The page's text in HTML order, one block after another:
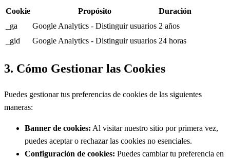
Cookie Propósito
Duración
_ga
Google Analytics - Distinguir usuarios 2 años
_gid
Google Analytics - Distinguir usuarios 24 horas
3. Cómo Gestionar las Cookies
Puedes gestionar tus preferencias de cookies de las siguientes
maneras:
Banner de cookies: Al visitar nuestro sitio por primera vez,
puedes aceptar o rechazar las cookies no esenciales.
Configuración de cookies: Puedes cambiar tu preferencia en